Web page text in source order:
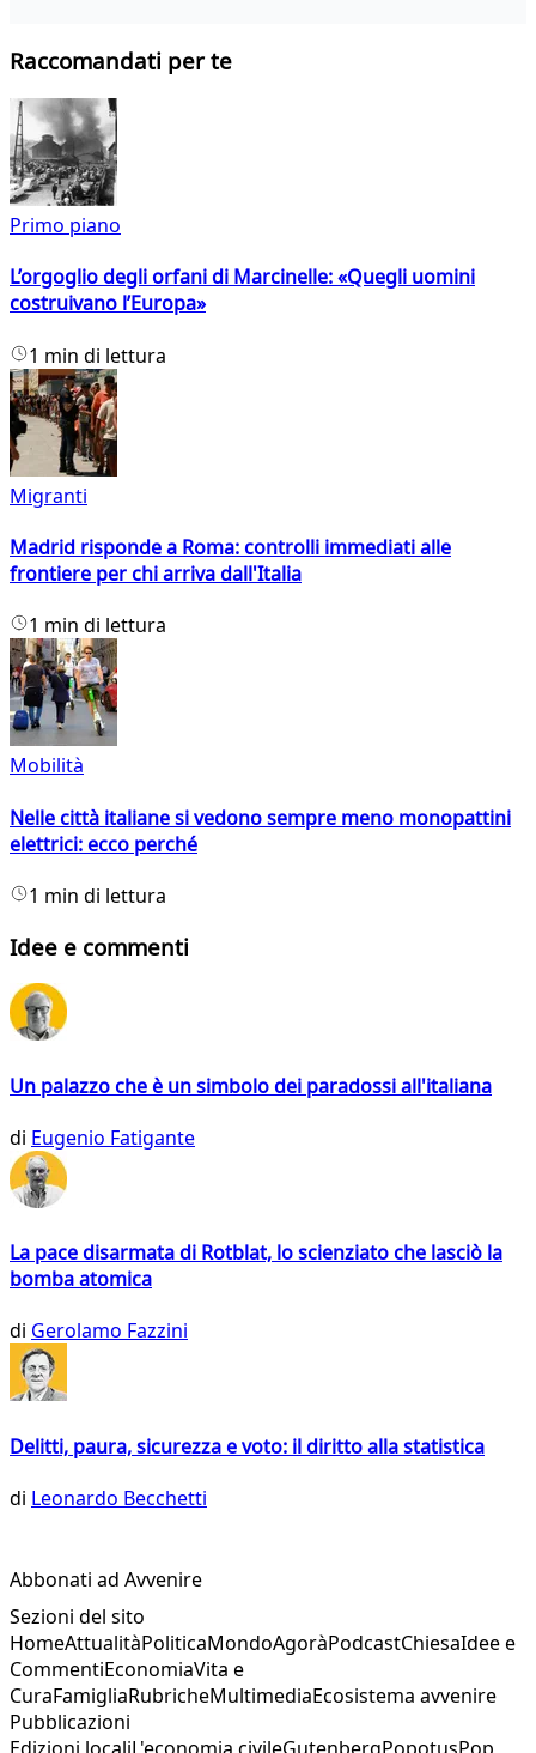
Raccomandati per te
Primo piano
L’orgoglio degli orfani di Marcinelle: «Quegli uomini
costruivano l’Europa»
1 min di lettura
Migranti
Madrid risponde a Roma: controlli immediati alle
frontiere per chi arriva dall'Italia
1 min di lettura
Mobilità
Nelle città italiane si vedono sempre meno monopattini
elettrici: ecco perché
1 min di lettura
Idee e commenti
Un palazzo che è un simbolo dei paradossi all'italiana
di Eugenio Fatigante
La pace disarmata di Rotblat, lo scienziato che lasciò la
bomba atomica
di Gerolamo Fazzini
Delitti, paura, sicurezza e voto: il diritto alla statistica
di Leonardo Becchetti
Abbonati ad Avvenire
Sezioni del sito
HomeAttualitàPoliticaMondoAgoràPodcastChiesaIdee e
CommentiEconomiaVita e
CuraFamigliaRubricheMultimediaEcosistema avvenire
Pubblicazioni